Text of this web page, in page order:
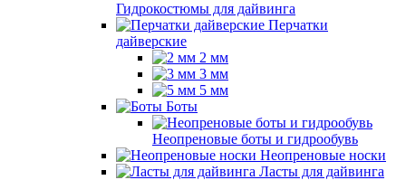
Гидрокостюмы для дайвинга
Перчатки
дайверские
2 мм
3 мм
5 мм
Боты
Неопреновые боты и гидрообувь
Неопреновые носки
Ласты для дайвинга